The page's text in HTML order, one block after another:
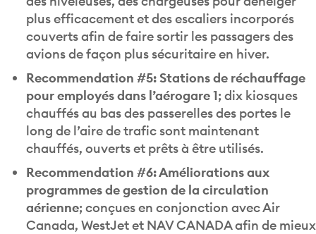
couverts afin de faire sortir les passagers des
avions de façon plus sécuritaire en hiver.
Recommendation #5: Stations de réchauffage
pour employés dans l’aérogare 1; dix kiosques
chauffés au bas des passerelles des portes le
long de l’aire de trafic sont maintenant
chauffés, ouverts et prêts à être utilisés.
Recommendation #6: Améliorations aux
programmes de gestion de la circulation
aérienne; conçues en conjonction avec Air
Canada, WestJet et NAV CANADA afin de mieux
équilibrer la capacité et la demande pendant